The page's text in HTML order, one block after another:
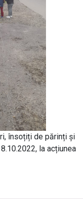
însoțiți de părinți și
la acțiunea